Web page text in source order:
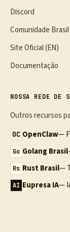
Discord
Comunidade Brasil
Site Oficial (EN)
Documentação
NOSSA REDE DE
Outros recursos
OC OpenClaw—
Go Golang Brasil
Rs Rust Brasil—
AI Eupresa IA—